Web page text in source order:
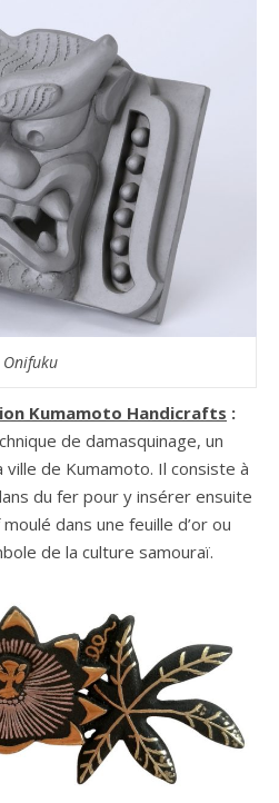
Onifuku
Kumamoto Handicrafts :
de damasquinage, un
de Kumamoto. Il consiste à
du fer pour y insérer ensuite
dans une feuille d’or ou
de la culture samouraï.